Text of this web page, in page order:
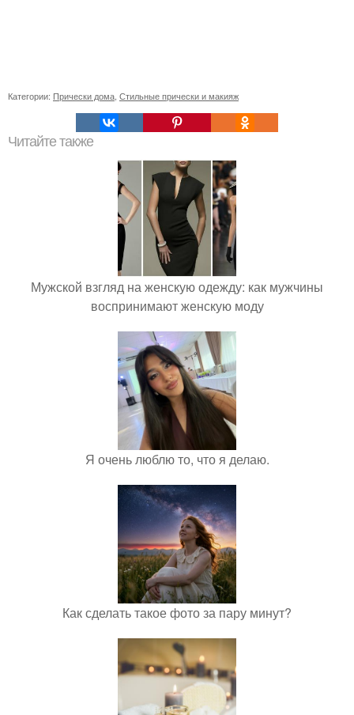
Категории: Прически дома Стильные прически и макияж
Читайте также
Мужской взгляд на женскую одежду: как мужчины
воспринимают женскую моду
Я очень люблю то, что я делаю.
Как сделать такое фото за пару минут?